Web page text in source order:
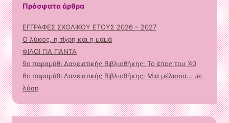
Πρόσφατα άρθρα
ΕΓΓΡΑΦΕΣ ΣΧΟΛΙΚΟΥ ΕΤΟΥΣ 2026 – 2027
Ο λύκος, η τίγρη και η μαμά
ΦΙΛΟΙ ΓΙΑ ΠΑΝΤΑ
9ο παραμύθι Δανειστικής Βιβλιοθήκης: Το έπος του ’40
8ο παραμύθι Δανειστικής Βιβλιοθήκης: Μια μέλισσα… με
λύση